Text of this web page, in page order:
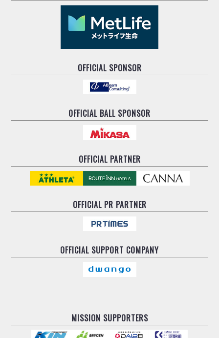
OFFICIAL SPONSOR
OFFICIAL BALL SPONSOR
OFFICIAL PARTNER
OFFICIALPR PARTNER
OFFICIAL SUPPORT COMPANY
MISSION SUPPORTERS